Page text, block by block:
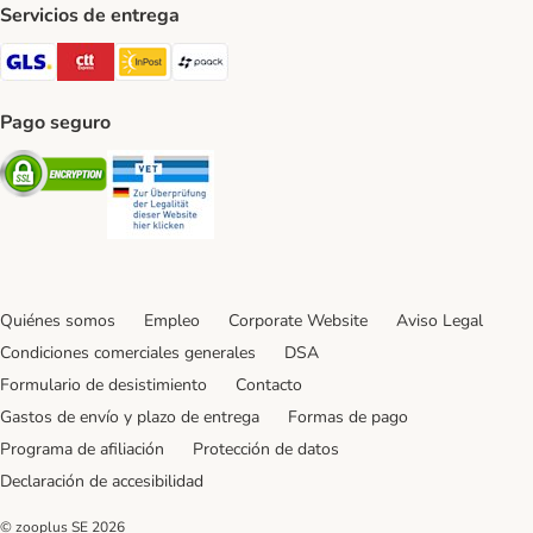
Servicios de entrega
GLS Shipping Method
CTTExpress Shipping Method
InPost Shipping Method
paack Shipping Method
Pago seguro
Security
Quiénes somos Empleo Corporate Website
Aviso Legal
Condiciones comerciales generales
DSA
Formulario de desistimiento
Contacto
Gastos de envío y plazo de entrega
Formas de pago
Programa de afiliación
Protección de datos
Declaración de accesibilidad
© zooplus SE 2026